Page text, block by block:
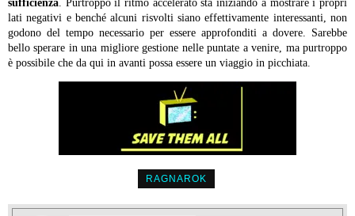
sufficienza . Purtroppo il ritmo accelerato sta iniziando a mostrare i propri
lati negativi e benché alcuni risvolti siano effettivamente interessanti, non
godono del tempo necessario per essere approfonditi a dovere. Sarebbe
bello sperare in una migliore gestione nelle puntate a venire, ma purtroppo
è possibile che da qui in avanti possa essere un viaggio in picchiata.
RAGNAROK